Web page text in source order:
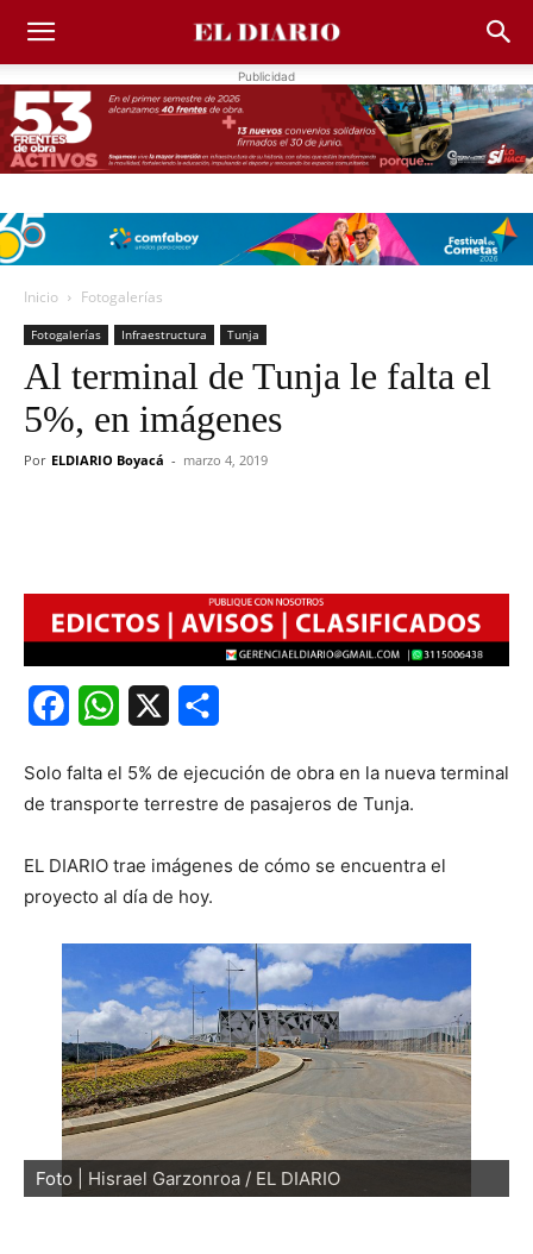
Publicidad
Inicio Fotogalerías
Fotogalerías Infraestructura Tunja
Al terminal de Tunja le falta el
5%, en imágenes
Por ELDIARIO Boyacá - marzo 4, 2019
FacebookWhatsApp
Solo falta el 5% de ejecución de obra en la nueva terminal
de transporte terrestre de pasajeros de Tunja.
EL DIARIO trae imágenes de cómo se encuentra el
proyecto al día de hoy.
Foto | Hisrael Garzonroa / EL DIARIO